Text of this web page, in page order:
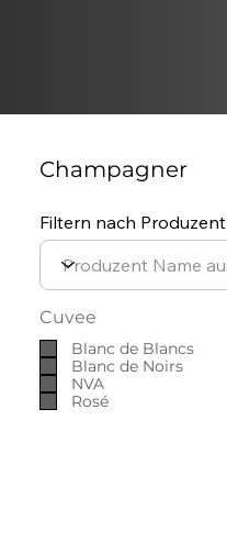
Filtern nach Produzent
Cuvee
Blanc de Blancs
Blanc de Noirs
NVA
Rosé
Champagner